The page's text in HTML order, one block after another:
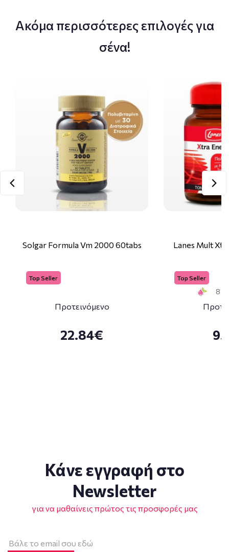
Ακόμα περισσότερες επιλογές για
σένα!
Solgar Formula Vm 2000 60tabs
Top Seller
Προτεινόμενο
22.84€
Lanes Mult
Top Seller
8
Κάνε εγγραφή στο
Newsletter
για να μαθαίνεις πρώτος τις προσφορές μας